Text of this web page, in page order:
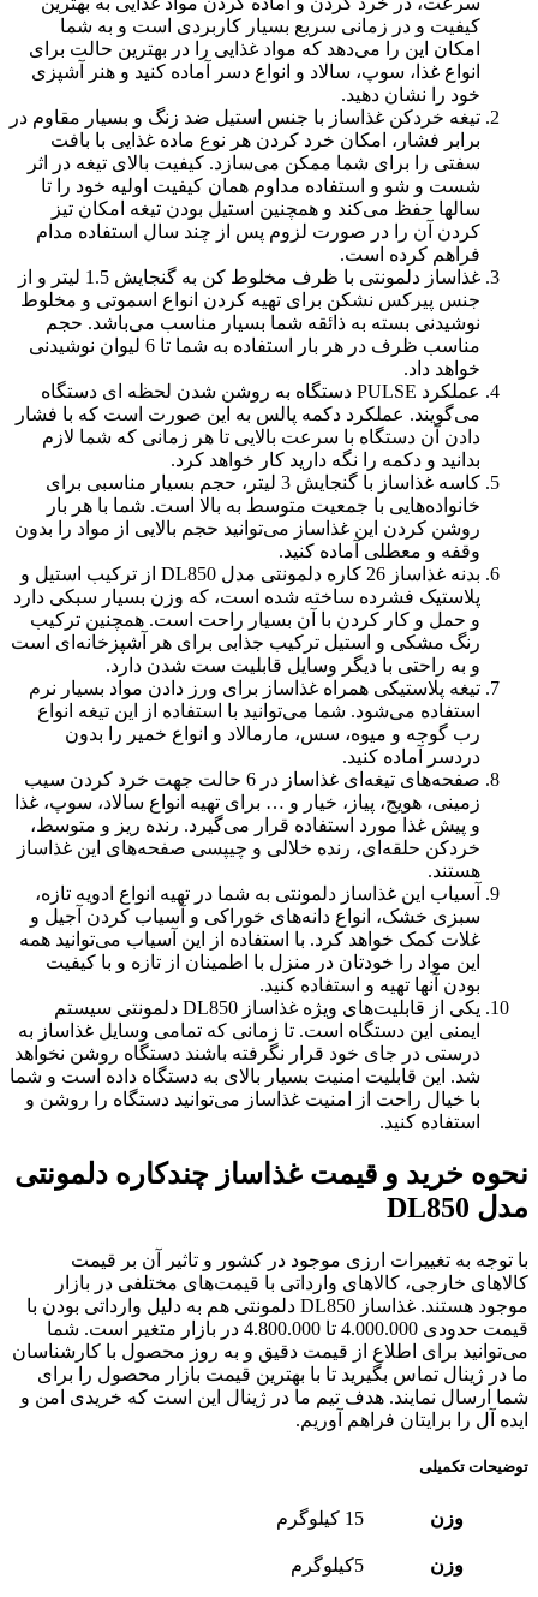
کیفیت و در زمانی سریع بسیار کاربردی است و به شما
امکان این را می‌دهد که مواد غذایی را در بهترین حالت برای
انواع غذا، سوپ، سالاد و انواع دسر آماده کنید و هنر آشپزی
خود را نشان دهید.
تیغه خردکن غذاساز با جنس استیل ضد زنگ و بسیار مقاوم در
برابر فشار، امکان خرد کردن هر نوع ماده غذایی با بافت
سفتی را برای شما ممکن می‌سازد. کیفیت بالای تیغه در اثر
شست و شو و استفاده مداوم همان کیفیت اولیه خود را تا
سالها حفظ می‌کند و همچنین استیل بودن تیغه امکان تیز
کردن آن را در صورت لزوم پس از چند سال استفاده مدام
فراهم کرده است.
غذاساز دلمونتی با ظرف مخلوط کن به گنجایش 1.5 لیتر و از
جنس پیرکس نشکن برای تهیه کردن انواع اسموتی و مخلوط‌
نوشیدنی بسته به ذائقه شما بسیار مناسب می‌باشد. حجم
مناسب ظرف در هر بار استفاده به شما تا 6 لیوان نوشیدنی
خواهد داد.
عملکرد PULSE دستگاه به روشن شدن لحظه ای دستگاه
می‌گویند. عملکرد دکمه پالس به این صورت است که با فشار
دادن آن دستگاه با سرعت بالایی تا هر زمانی که شما لازم
بدانید و دکمه را نگه دارید کار خواهد کرد.
کاسه غذاساز با گنجایش 3 لیتر، حجم بسیار مناسبی برای
خانواده‌هایی با جمعیت متوسط به بالا است. شما با هر بار
روشن کردن این غذاساز می‌توانید حجم بالایی از مواد را بدون
وقفه و معطلی آماده کنید.
بدنه غذاساز 26 کاره دلمونتی مدل DL850 از ترکیب استیل و
پلاستیک فشرده ساخته شده است، که وزن بسیار سبکی دارد
و حمل و کار کردن با آن بسیار راحت است. همچنین ترکیب
رنگ مشکی و استیل ترکیب جذابی برای هر آشپزخانه‌ای است
و به راحتی با دیگر وسایل قابلیت ست شدن دارد.
تیغه پلاستیکی همراه غذاساز برای ورز دادن مواد بسیار نرم
استفاده می‌شود. شما می‌توانید با استفاده از این تیغه انواع
رب گوجه و میوه، سس، مارمالاد و انواع خمیر را بدون
دردسر آماده کنید.
صفحه‌های تیغه‌ای غذاساز در 6 حالت جهت خرد کردن سیب
زمینی، هویج، پیاز، خیار و … برای تهیه انواع سالاد، سوپ، غذا
و پیش غذا مورد استفاده قرار می‌گیرد. رنده ریز و متوسط،
خردکن حلقه‌ای، رنده خلالی و چیپسی صفحه‌های این غذاساز
هستند.
آسیاب این غذاساز دلمونتی به شما در تهیه انواع ادویه تازه،
سبزی خشک، انواع دانه‌های خوراکی و آسیاب کردن آجیل و
غلات کمک خواهد کرد. با استفاده از این آسیاب می‌توانید همه
این مواد را خودتان در منزل با اطمینان از تازه و با کیفیت
بودن آنها تهیه و استفاده کنید.
یکی از قابلیت‌های ویژه غذاساز DL850 دلمونتی سیستم
ایمنی این دستگاه است. تا زمانی که تمامی وسایل غذاساز به
درستی در جای خود قرار نگرفته باشند دستگاه روشن نخواهد
شد. این قابلیت امنیت بسیار بالای به دستگاه داده است و شما
با خیال راحت از امنیت غذاساز می‌توانید دستگاه را روشن و
استفاده کنید.
نحوه خرید و قیمت غذاساز چندکاره دلمونتی
مدل DL850
با توجه به تغییرات ارزی موجود در کشور و تاثیر آن بر قیمت
کالاهای خارجی، کالاهای وارداتی با قیمت‌های مختلفی در بازار
موجود هستند. غذاساز DL850 دلمونتی هم به دلیل وارداتی بودن با
قیمت حدودی 4.000.000 تا 4.800.000 در بازار متغیر است. شما
می‌توانید برای اطلاع از قیمت دقیق و به روز محصول با کارشناسان
ما در ژینال تماس بگیرید تا با بهترین قیمت بازار محصول را برای
شما ارسال نمایند. هدف تیم ما در ژینال این است که خریدی امن و
ایده آل را برایتان فراهم آوریم.
توضیحات تکمیلی
وزن 15 کیلوگرم
وزن 5کیلوگرم